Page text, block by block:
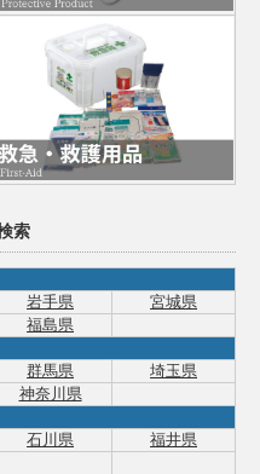
索
岩手県
宮城県
福島県
群馬県
埼玉県
神奈川県
石川県
福井県